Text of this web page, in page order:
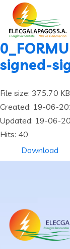
signed-
File size: 375.70 KB
Created: 19-06-
Updated: 19-06-
Hits: 40
Download